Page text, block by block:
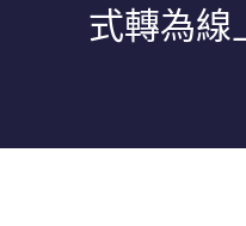
式轉為線